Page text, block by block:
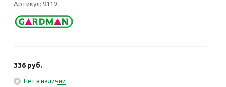
Артикул: 9119
336 руб.
Нет в наличии